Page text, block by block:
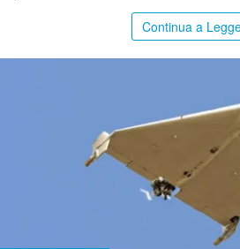
Continua a